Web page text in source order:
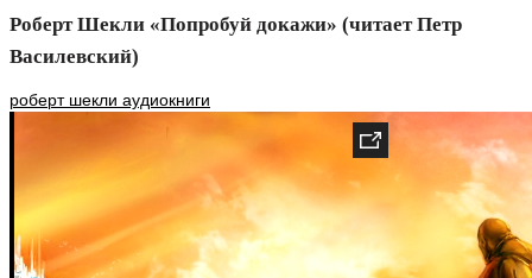
Роберт Шекли «Попробуй докажи» (читает Петр
Василевский)
роберт шекли аудиокниги